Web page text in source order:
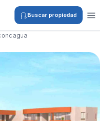
Buscar propiedad